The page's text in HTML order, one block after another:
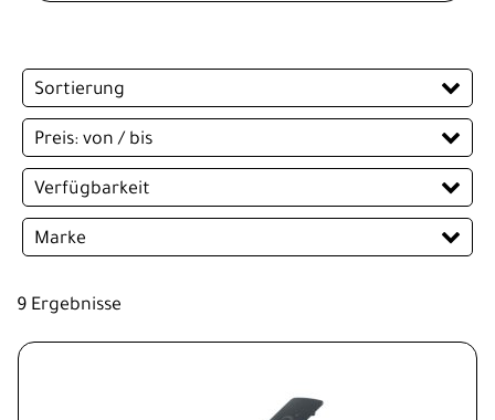
Sortierung
Preis: von / bis
EUR
EUR
Verfügbarkeit
Marke
9 Ergebnisse